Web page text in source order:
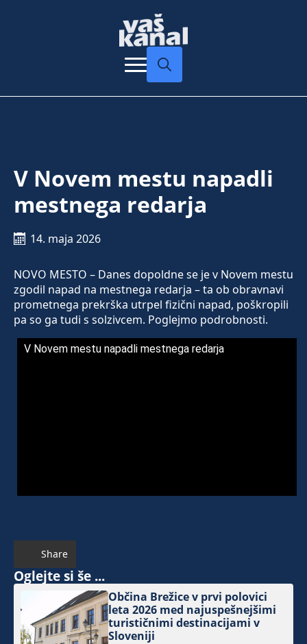
V Novem mestu napadli
mestnega redarja
14. maja 2026
NOVO MESTO – Danes dopoldne se je v Novem mestu
zgodil napad na mestnega redarja – ta ob obravnavi
prometnega prekrška utrpel fizični napad, poškropili
pa so ga tudi s solzivcem. Poglejmo podrobnosti.
V Novem mestu napadli mestnega redarja
Share
Oglejte si še ...
Občina Brežice v prvi polovici
leta 2026 med najuspešnejšimi
turističnimi destinacijami v
Sloveniji